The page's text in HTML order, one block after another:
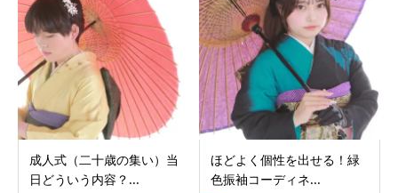
成人式（二十歳の集い）当
日どういう内容？...
ほどよく個性を出せる！緑
色振袖コーディネ...